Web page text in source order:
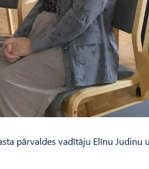
pārvaldes vadītāju Elīnu